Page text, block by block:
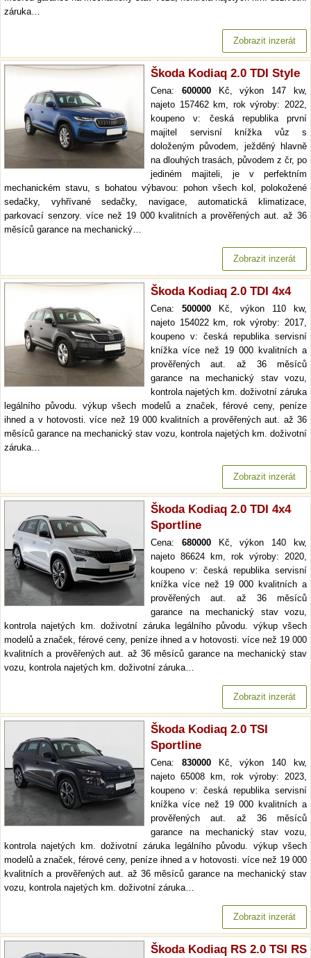
záruka…
Zobrazit inzerát
Škoda Kodiaq 2.0 TDI Style
Cena: 600000Kč, výkon 147 kw,
najeto 157462 km, rok výroby: 2022,
koupeno v: česká republika první
majitel servisní knížka vůz s
doloženým původem, ježděný hlavně
na dlouhých trasách, původem z čr, po
jediném majiteli, je v perfektním
mechanickém stavu, s bohatou výbavou: pohon všech kol, polokožené
sedačky, vyhřívané sedačky, navigace, automatická klimatizace,
parkovací senzory. více než 19 000 kvalitních a prověřených aut. až 36
měsíců garance na mechanický…
Zobrazit inzerát
Škoda Kodiaq 2.0 TDI 4x4
Cena: 500000 Kč, výkon 110 kw,
najeto 154022 km, rok výroby: 2017,
koupeno v: česká republika servisní
knížka více než 19 000 kvalitních a
prověřených aut. až 36 měsíců
garance na mechanický stav vozu,
kontrola najetých km. doživotní záruka
legálního původu. výkup všech modelů a značek, férové ceny, peníze
ihned a v hotovosti. více než 19 000 kvalitních a prověřených aut. až 36
měsíců garance na mechanický stav vozu, kontrola najetých km. doživotní
záruka…
Zobrazit inzerát
Škoda Kodiaq 2.0 TDI 4x4
Sportline
Cena: 680000Kč, výkon 140 kw,
najeto 86624 km, rok výroby: 2020,
koupeno v: česká republika servisní
knížka více než 19 000 kvalitních a
prověřených aut. až 36 měsíců
garance na mechanický stav vozu,
kontrola najetých km. doživotní záruka legálního původu. výkup všech
modelů a značek, férové ceny, peníze ihned a v hotovosti. více než 19 000
kvalitních a prověřených aut. až 36 měsíců garance na mechanický stav
vozu, kontrola najetých km. doživotní záruka…
Zobrazit inzerát
Škoda Kodiaq 2.0 TSI
Sportline
Cena: 830000Kč, výkon 140 kw,
najeto 65008 km, rok výroby: 2023,
koupeno v: česká republika servisní
knížka více než 19 000 kvalitních a
prověřených aut. až 36 měsíců
garance na mechanický stav vozu,
kontrola najetých km. doživotní záruka legálního původu. výkup všech
modelů a značek, férové ceny, peníze ihned a v hotovosti. více než 19 000
kvalitních a prověřených aut. až 36 měsíců garance na mechanický stav
vozu, kontrola najetých km. doživotní záruka…
Zobrazit inzerát
Škoda Kodiaq RS 2.0 TSI RS